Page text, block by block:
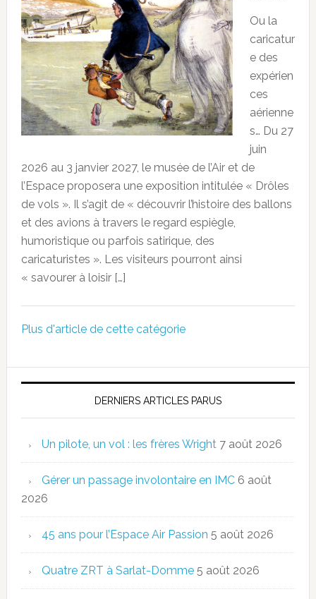
Ou la
caricatur
e des
expérien
ces
aérienne
s… Du 27
juin
2026 au 3 janvier 2027, le musée de l’Air et de
l’Espace proposera une exposition intitulée « Drôles
de vols ». Il s’agit de « découvrir l’histoire des ballons
et des avions à travers le regard espiègle,
humoristique ou parfois satirique, des
caricaturistes ». Les visiteurs pourront ainsi
« savourer à loisir […]
Plus d'article de cette catégorie
DERNIERS ARTICLES PARUS
Un pilote, un vol : les frères Wright 7 août 2026
Gérer un passage involontaire en IMC 6 août
2026
45 ans pour l’Espace Air Passion 5 août 2026
Quatre ZRT à Sarlat-Domme 5 août 2026